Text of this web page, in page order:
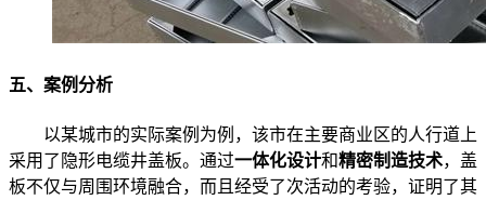
五、案例分析
以某城市的实际案例为例，该市在主要商业区的人行道上
采用了隐形电缆井盖板。通过一体化设计和精密制造技术，盖
板不仅与周围环境融合，而且经受了次活动的考验，证明了其